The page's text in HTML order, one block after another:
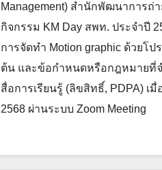
Management) สำนักพัฒนาการถ่
กิจกรรม KM Day สพท. ประจำปี
การจัดทำ Motion graphic ด้วยโป
ต้น และข้อกำหนดหรือกฎหมายที่
สื่อการเรียนรู้ (ลิขสิทธิ์, PDPA) เ
2568 ผ่านระบบ Zoom Meeting